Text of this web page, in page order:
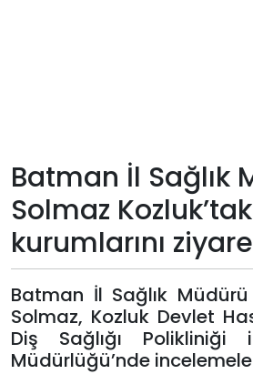
Giriş
Yap
Batman İl Sağlık
Solmaz
kurumlarını
Batman İl Sağlık
Solmaz, Kozluk Devlet
Diş Sağlığı Polikliniği
Müdürlüğü’nde